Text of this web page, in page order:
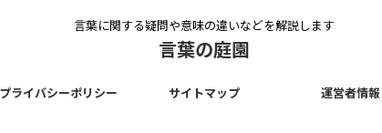
言葉に関する疑問や意味の違いなどを解説します
言葉の庭園
プライバシーポリシー サイトマップ 運営者情報